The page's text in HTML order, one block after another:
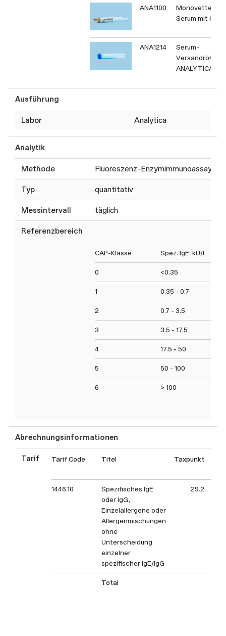
ANA1100
Monovette
Serum mit Gel
ANA1214
Serum-
ANALYTICA
Ausführung
Labor Analytica
Analytik
Methode Fluoreszenz-Enzymimmunoassay
Typ quantitativ
Messintervall täglich
Referenzbereich
CAP-Klasse Spez. IgE: kU/l
0 <0.35
1 0.35 - 0.7
2 0.7 - 3.5
3 3.5 - 17.5
4 17.5 - 50
5 50 - 100
6 > 100
Abrechnungsinformationen
Tarif Tarif Code Titel Taxpunkt
1446.10
Spezifisches IgE
oder IgG,
Einzelallergene oder
Allergenmischungen
ohne
Unterscheidung
einzelner
spezifischer IgE/IgG
29.2
Total